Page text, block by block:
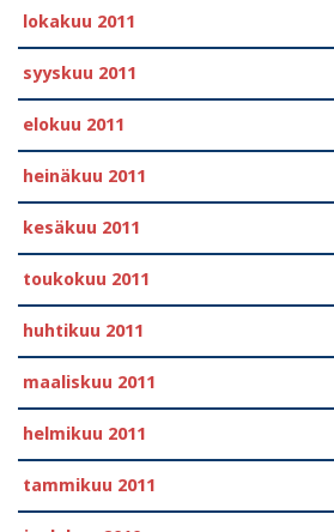
lokakuu 2011
syyskuu 2011
elokuu 2011
heinäkuu 2011
kesäkuu 2011
toukokuu 2011
huhtikuu 2011
maaliskuu 2011
helmikuu 2011
tammikuu 2011